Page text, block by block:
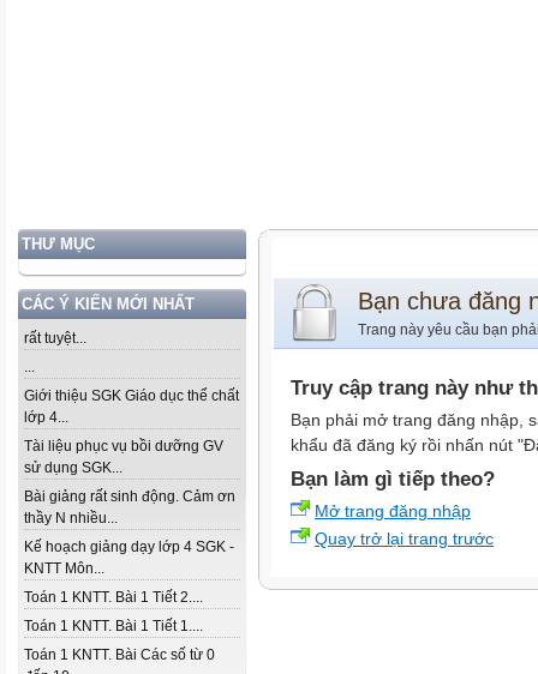
THƯ MỤC
CÁC Ý KIẾN MỚI NHẤT
rất tuyệt...
...
Giới thiệu SGK Giáo dục thể chất
lớp 4...
Tài liệu phục vụ bồi dưỡng GV
sử dụng SGK...
Bài giảng rất sinh động. Cảm ơn
thầy N nhiều...
Kế hoạch giảng dạy lớp 4 SGK -
KNTT Môn...
Toán 1 KNTT. Bài 1 Tiết 2....
Toán 1 KNTT. Bài 1 Tiết 1....
Toán 1 KNTT. Bài Các số từ 0
Bạn chưa đăng
Trang này yêu cầu bạn
Truy cập trang này như
Bạn phải mở trang đăng nhập,
khẩu đã đăng ký rồi nhấn nút
Bạn làm gì tiếp theo?
Mở trang đăng nhập
Quay trở lại trang trước